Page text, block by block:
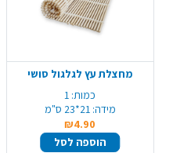
מחצלת עץ לגלגול סושי
כמות: 1
מידה: 21*23 ס"מ
₪4.90
הוספה לסל